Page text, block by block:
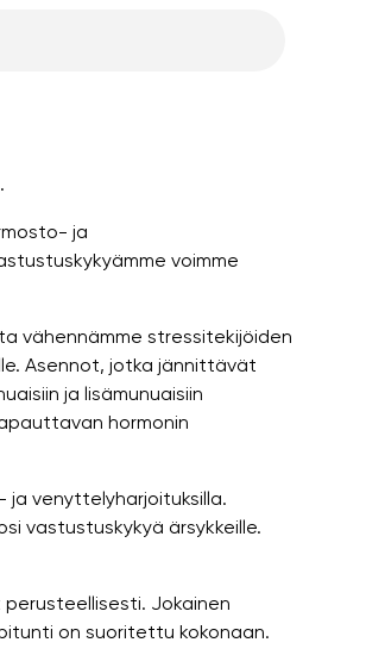
ja
voimme
vähennämme stressitekijöiden
Asennot, jotka jännittävät
ja lisämunuaisiin
hormonin
ja venyttelyharjoituksilla.
vastustuskykyä ärsykkeille.
Jokainen
on suoritettu kokonaan.